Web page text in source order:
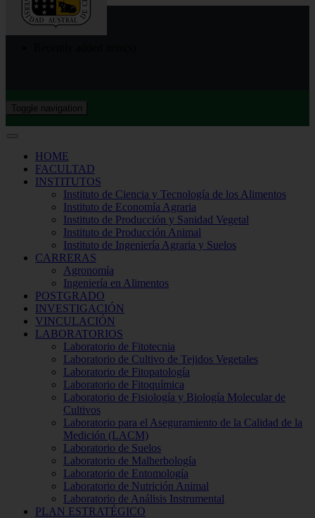
Toggle navigation
HOME
FACULTAD
INSTITUTOS
Instituto de Ciencia y Tecnología de los Alimentos
Instituto de Economía Agraria
Instituto de Producción y Sanidad Vegetal
Instituto de Producción Animal
Instituto de Ingeniería Agraria y Suelos
CARRERAS
Agronomía
Ingeniería en Alimentos
POSTGRADO
INVESTIGACIÓN
VINCULACIÓN
LABORATORIOS
Laboratorio de Fitotecnia
Laboratorio de Cultivo de Tejidos Vegetales
Laboratorio de Fitopatología
Laboratorio de Fitoquímica
Laboratorio de Fisiología y Biología Molecular de
Cultivos
Laboratorio para el Aseguramiento de la Calidad de la
Medición (LACM)
Laboratorio de Suelos
Laboratorio de Malherbología
Laboratorio de Entomología
Laboratorio de Nutrición Animal
Laboratorio de Análisis Instrumental
PLAN ESTRATÉGICO